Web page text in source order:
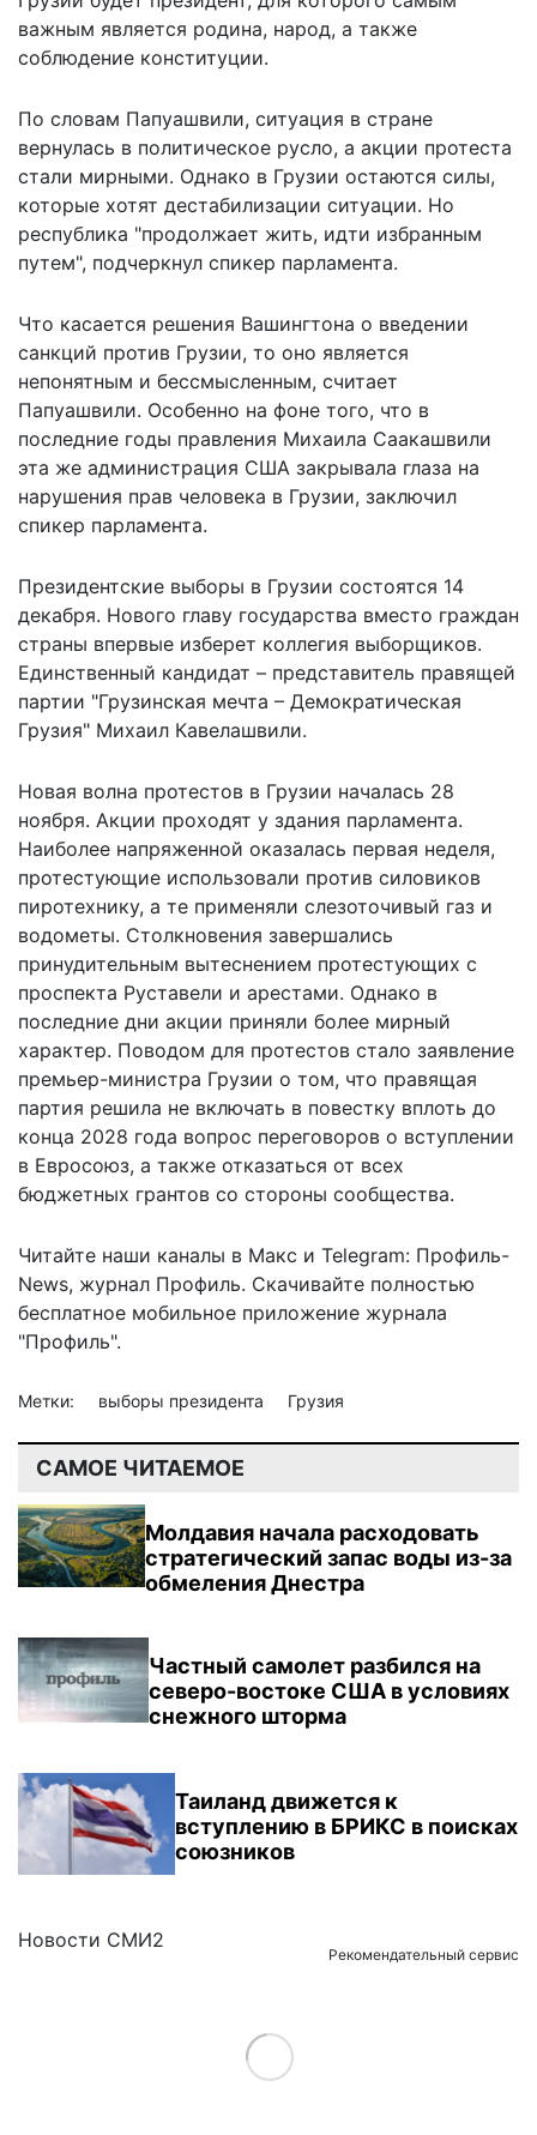
важным является родина, народ, а также
соблюдение конституции.
По словам Папуашвили, ситуация в стране
вернулась в политическое русло, а акции протеста
стали мирными. Однако в Грузии остаются силы,
которые хотят дестабилизации ситуации. Но
республика "продолжает жить, идти избранным
путем", подчеркнул спикер парламента.
Что касается решения Вашингтона о введении
санкций против Грузии, то оно является
непонятным и бессмысленным, считает
Папуашвили. Особенно на фоне того, что в
последние годы правления Михаила Саакашвили
эта же администрация США закрывала глаза на
нарушения прав человека в Грузии, заключил
спикер парламента.
Президентские выборы в Грузии состоятся 14
декабря. Нового главу государства вместо граждан
страны впервые изберет коллегия выборщиков.
Единственный кандидат – представитель правящей
партии "Грузинская мечта – Демократическая
Грузия" Михаил Кавелашвили.
Новая волна протестов в Грузии началась 28
ноября. Акции проходят у здания парламента.
Наиболее напряженной оказалась первая неделя,
протестующие использовали против силовиков
пиротехнику, а те применяли слезоточивый газ и
водометы. Столкновения завершались
принудительным вытеснением протестующих с
проспекта Руставели и арестами. Однако в
последние дни акции приняли более мирный
характер. Поводом для протестов стало заявление
премьер-министра Грузии о том, что правящая
партия решила не включать в повестку вплоть до
конца 2028 года вопрос переговоров о вступлении
в Евросоюз, а также отказаться от всех
бюджетных грантов со стороны сообщества.
Читайте наши каналы в Макс и Telegram: Профиль-
News, журнал Профиль. Скачивайте полностью
бесплатное мобильное приложение журнала
"Профиль".
Метки: выборы президента Грузия
САМОЕ ЧИТАЕМОЕ
Молдавия начала расходовать
стратегический запас воды из-за
обмеления Днестра
Частный самолет разбился на
северо-востоке США в условиях
снежного шторма
Таиланд движется к
вступлению в БРИКС в поисках
союзников
Новости СМИ2
Рекомендательный сервис
Load More